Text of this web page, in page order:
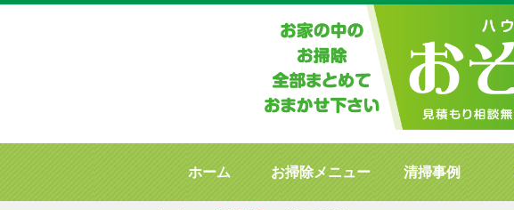
ホーム お掃除メニュー 清掃事例